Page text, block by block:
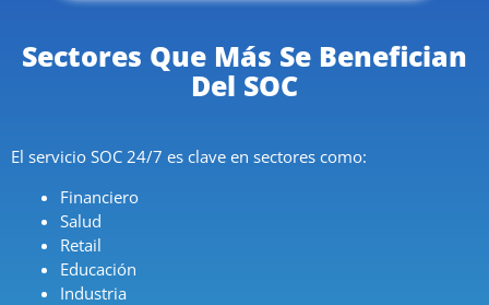
Sectores Que Más Se Benefician
Del SOC
El servicio SOC 24/7 es clave en sectores como:
Financiero
Salud
Retail
Educación
Industria